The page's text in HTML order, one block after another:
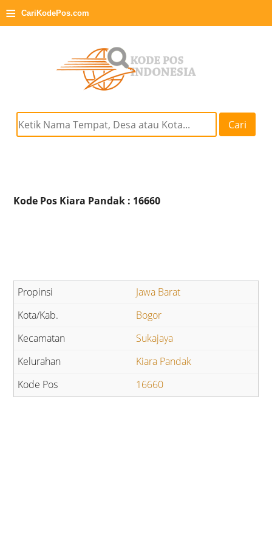
≡ CariKodePos.com
Cari
Kode Pos Kiara Pandak : 16660
Jawa Barat
Bogor
Sukajaya
Kiara Pandak
16660